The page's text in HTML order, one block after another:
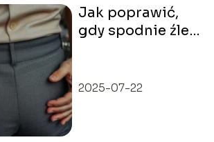
Jak poprawić,
gdy spodnie źle
2025-07-22